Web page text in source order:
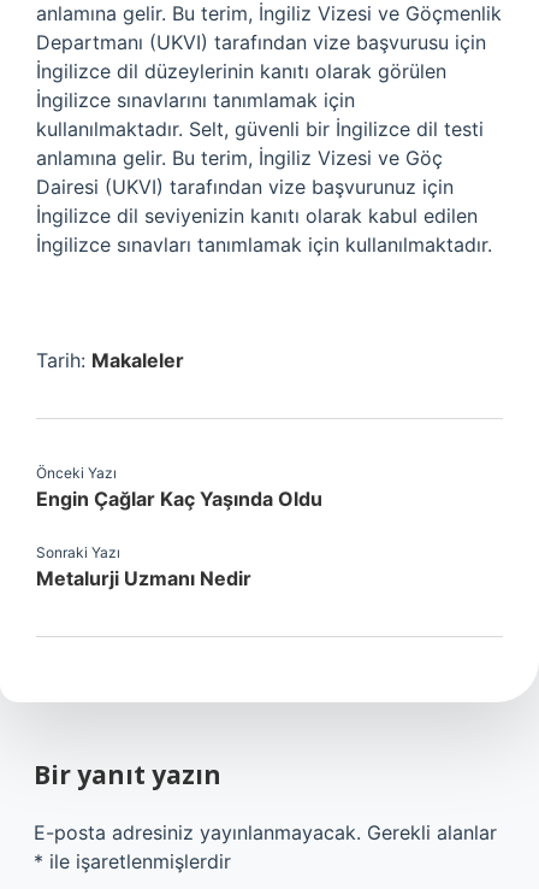
anlamına gelir. Bu terim, İngiliz Vizesi ve Göçmenlik
Departmanı (UKVI) tarafından vize başvurusu için
İngilizce dil düzeylerinin kanıtı olarak görülen
İngilizce sınavlarını tanımlamak için
kullanılmaktadır. Selt, güvenli bir İngilizce dil testi
anlamına gelir. Bu terim, İngiliz Vizesi ve Göç
Dairesi (UKVI) tarafından vize başvurunuz için
İngilizce dil seviyenizin kanıtı olarak kabul edilen
İngilizce sınavları tanımlamak için kullanılmaktadır.
Tarih: Makaleler
Önceki Yazı
Engin Çağlar Kaç Yaşında Oldu
Sonraki Yazı
Metalurji Uzmanı Nedir
Bir yanıt yazın
E-posta adresiniz yayınlanmayacak. Gerekli alanlar
* ile işaretlenmişlerdir